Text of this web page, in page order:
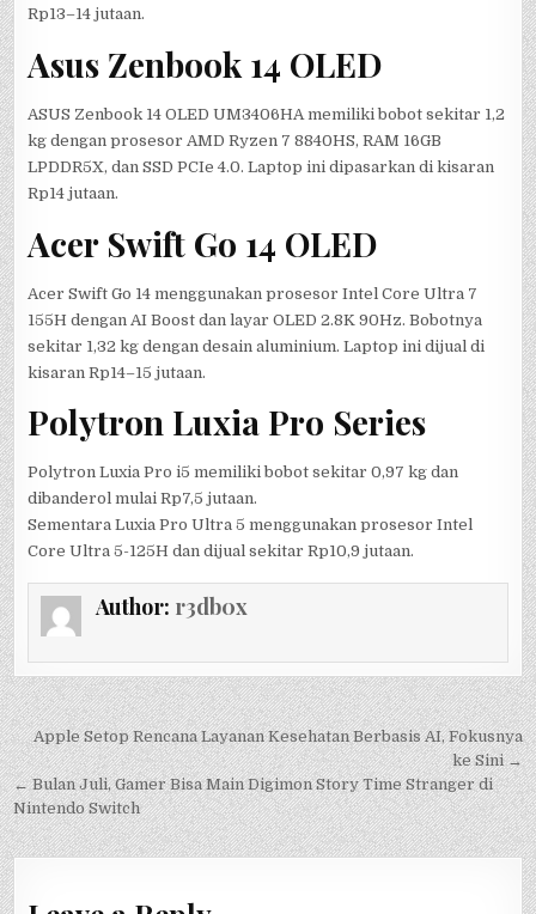
Rp13–14 jutaan.
Asus Zenbook 14 OLED
ASUS Zenbook 14 OLED UM3406HA memiliki bobot sekitar 1,2
kg dengan prosesor AMD Ryzen 7 8840HS, RAM 16GB
LPDDR5X, dan SSD PCIe 4.0. Laptop ini dipasarkan di kisaran
Rp14 jutaan.
Acer Swift Go 14 OLED
Acer Swift Go 14 menggunakan prosesor Intel Core Ultra 7
155H dengan AI Boost dan layar OLED 2.8K 90Hz. Bobotnya
sekitar 1,32 kg dengan desain aluminium. Laptop ini dijual di
kisaran Rp14–15 jutaan.
Polytron Luxia Pro Series
Polytron Luxia Pro i5 memiliki bobot sekitar 0,97 kg dan
dibanderol mulai Rp7,5 jutaan.
Sementara Luxia Pro Ultra 5 menggunakan prosesor Intel
Core Ultra 5-125H dan dijual sekitar Rp10,9 jutaan.
Author: r3db0x
Post
navigation
Apple Setop Rencana Layanan Kesehatan Berbasis AI, Fokusnya
ke Sini →
← Bulan Juli, Gamer Bisa Main Digimon Story Time Stranger di
Nintendo Switch